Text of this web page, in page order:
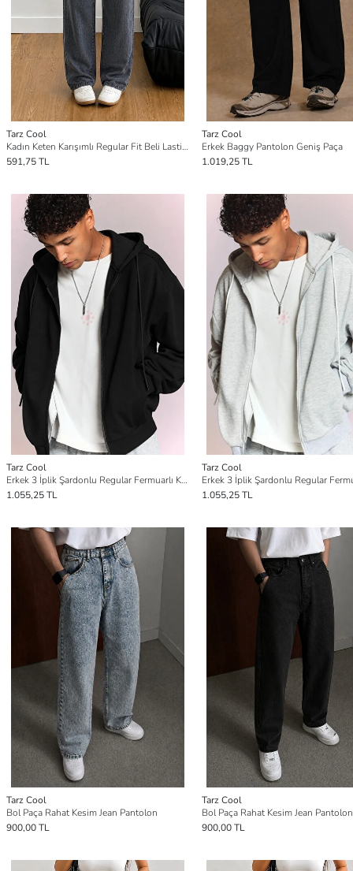
Tarz Cool
Kadın Keten Karışımlı Regular Fit Beli Lastikli Bağcıklı Yüksek Bel Günlük Pantolon
591,75 TL
Tarz Cool
Erkek Baggy Pantolon Geniş Paça
1.019,25 TL
Tarz Cool
Erkek 3 İplik Şardonlu Regular Fermuarlı Kapüşonlu Sweatshirt – Kalın Kışlık Hoodie
1.055,25 TL
Tarz Cool
1.055,25 TL
Tarz Cool
Bol Paça Rahat Kesim Jean Pantolon
900,00 TL
Tarz Cool
Bol Paça Rahat Kesim Jean Pantolon
900,00 TL